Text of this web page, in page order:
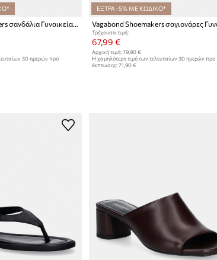
30 ημερών προ
ΕΞΤΡΑ -5% ΜΕ ΚΩΔΙΚΟ*
Τρέχουσα τιμή:
67,99 €
Αρχική τιμή: 79,90 €
Η χαμηλότερη τιμή των τελευταίων 30 ημερών προ
έκπτωσης: 71,90 €